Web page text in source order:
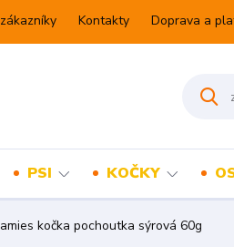
Kontakty Doprava a
PSI KOČKY
kočka pochoutka sýrová 60g